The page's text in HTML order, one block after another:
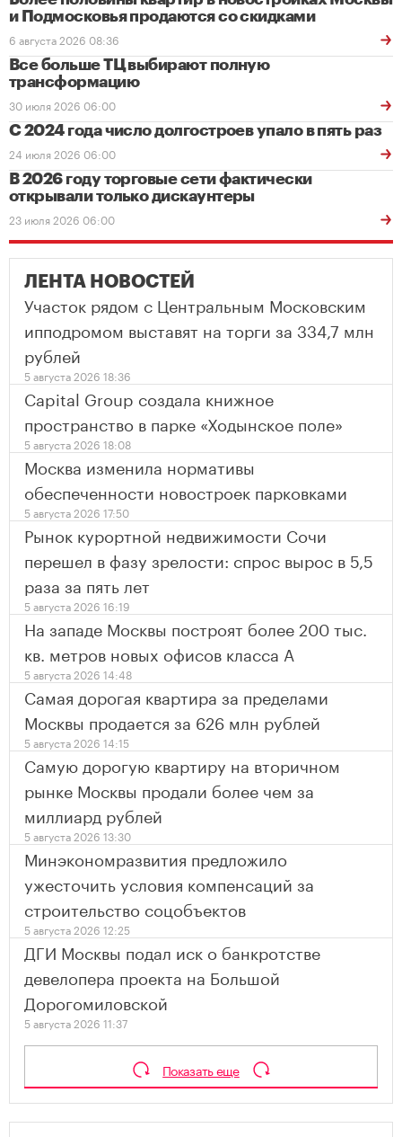
и Подмосковья продаются со скидками
6 августа 2026 08:36
Все больше ТЦ выбирают полную
трансформацию
30 июля 2026 06:00
С 2024 года число долгостроев упало в пять раз
24 июля 2026 06:00
В 2026 году торговые сети фактически
открывали только дискаунтеры
23 июля 2026 06:00
ЛЕНТА НОВОСТЕЙ
Участок рядом с Центральным Московским
ипподромом выставят на торги за 334,7 млн
рублей
5 августа 2026 18:36
Capital Group создала книжное
пространство в парке «Ходынское поле»
5 августа 2026 18:08
Москва изменила нормативы
обеспеченности новостроек парковками
5 августа 2026 17:50
Рынок курортной недвижимости Сочи
перешел в фазу зрелости: спрос вырос в 5,5
раза за пять лет
5 августа 2026 16:19
На западе Москвы построят более 200 тыс.
кв. метров новых офисов класса А
5 августа 2026 14:48
Самая дорогая квартира за пределами
Москвы продается за 626 млн рублей
5 августа 2026 14:15
Самую дорогую квартиру на вторичном
рынке Москвы продали более чем за
миллиард рублей
5 августа 2026 13:30
Минэкономразвития предложило
ужесточить условия компенсаций за
строительство соцобъектов
5 августа 2026 12:25
ДГИ Москвы подал иск о банкротстве
девелопера проекта на Большой
Дорогомиловской
5 августа 2026 11:37
Показать еще